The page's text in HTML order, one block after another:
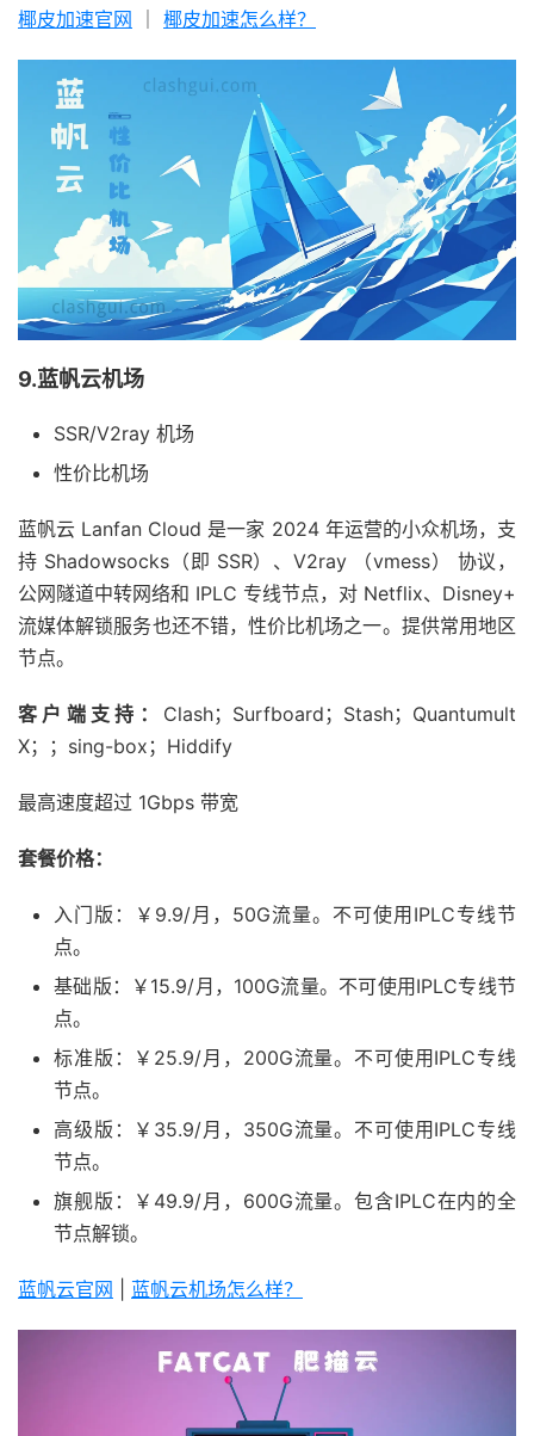
椰皮加速官网 椰皮加速怎么样？
9.蓝帆云机场
SSR/V2ray 机场
性价比机场
蓝帆云 Lanfan Cloud 是一家 2024 年运营的小众机场，支
持 Shadowsocks（即 SSR）、V2ray （vmess） 协议，
公网隧道中转网络和 IPLC 专线节点，对 Netflix、Disney+
流媒体解锁服务也还不错，性价比机场之一。提供常用地区
节点。
客户端支持： Clash；Surfboard；Stash；Quantumult
X；；sing-box；Hiddify
最高速度超过 1Gbps 带宽
套餐价格：
入门版：￥9.9/月，50G流量。不可使用IPLC专线节
点。
基础版：￥15.9/月，100G流量。不可使用IPLC专线节
点。
标准版：￥25.9/月，200G流量。不可使用IPLC专线
节点。
高级版：￥35.9/月，350G流量。不可使用IPLC专线
节点。
旗舰版：￥49.9/月，600G流量。包含IPLC在内的全
节点解锁。
蓝帆云官网 蓝帆云机场怎么样？